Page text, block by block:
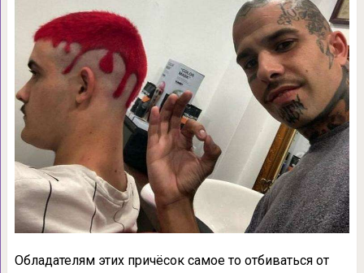
Обладателям этих причёсок самое то отбиваться от